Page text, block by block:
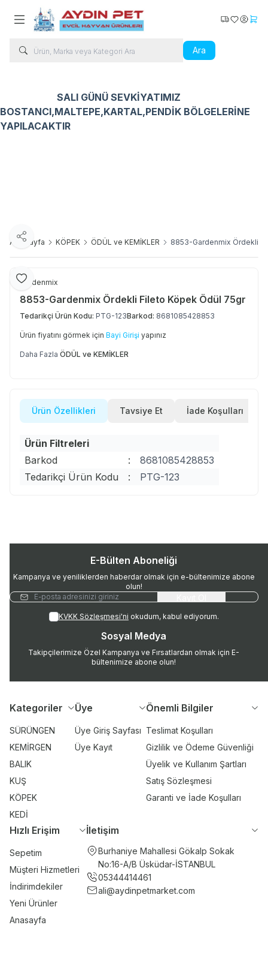
Ara
Kargo Takip
Favorilerim
SALI GÜNÜ SEVKİYATIMIZ
BOSTANCI,MALTEPE,KARTAL,PENDİK BÖLGELERİNE
YAPILACAKTIR
Ana Sayfa KÖPEK ÖDÜL ve KEMİKLER 8853-Gardenmix Ördekli
Favoriye Ekle
Paylaş
Gardenmix
8853-Gardenmix Ördekli Fileto Köpek Ödül 75gr
Tedarikçi Ürün Kodu: PTG-123Barkod: 8681085428853
Ürün fiyatını görmek için Bayi Girişi yapınız
Daha Fazla ÖDÜL ve KEMİKLER
Ürün Özellikleri Tavsiye Et İade Koşulları
Ürün Filtreleri
Barkod
:
8681085428853
Tedarikçi Ürün Kodu
: PTG-123
E-Bülten Aboneliği
Kampanya ve yeniliklerden haberdar olmak için e-bültenimize abone
olun!
KVKK Sözleşmesi'ni okudum, kabul ediyorum.
Sosyal Medya
Takipçilerimize Özel Kampanya ve Fırsatlardan olmak için E-
bültenimize abone olun!
Kategoriler
SÜRÜNGEN
KEMİRGEN
BALIK
KUŞ
KÖPEK
KEDİ
Üye
Üye Giriş Sayfası
Üye Kayıt
Önemli Bilgiler
Teslimat Koşulları
Gizlilik ve Ödeme Güvenliği
Üyelik ve Kullanım Şartları
Satış Sözleşmesi
Garanti ve İade Koşulları
Hızlı Erişim
Sepetim
Müşteri Hizmetleri
İndirimdekiler
Yeni Ürünler
Anasayfa
İletişim
Burhaniye Mahallesi Gökalp Sokak
No:16-A/B Üsküdar-İSTANBUL
05344414461
ali@aydinpetmarket.com